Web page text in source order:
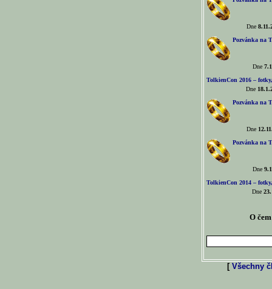
Dne
Pozvánka na
Dne
TolkienCon 2016 –
Dne
Pozvánka na
Dne
Pozvánka na
Dne
TolkienCon 2014 –
Dne
O
[ Všechny